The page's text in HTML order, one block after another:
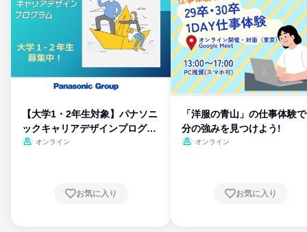
【大学1・2年生対象】パナソニ
ックキャリアデザインプログラ
ム
オンライン
お気に入り
「洋服の青山」の仕事体験
分の強みを見つけよう!
オンライン
お気に入り